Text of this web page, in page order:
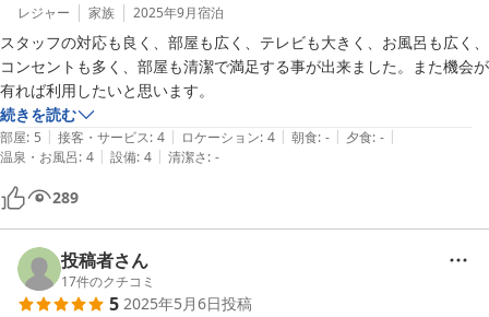
レジャー 家族 2025年9月宿泊
スタッフの対応も良く、部屋も広く、テレビも大きく、お風呂も広く、
コンセントも多く、部屋も清潔で満足する事が出来ました。また機会が
有れば利用したいと思います。
続きを読む
部屋: 5 | 接客・サービス: 4 | ロケーション: 4 | 朝食: - | 夕食: - |
温泉・お風呂: 4 | 設備: 4 | 清潔さ: -
289
投稿者さん
17件のクチコミ
5 2025年5月6日投稿